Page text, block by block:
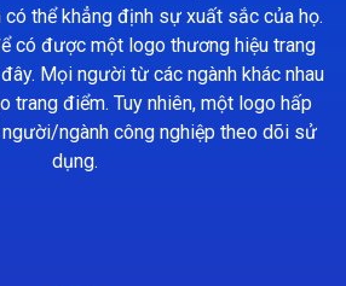
thể khẳng định sự xuất sắc của họ.
có được một logo thương hiệu trang
Mọi người từ các ngành khác nhau
trang điểm. Tuy nhiên, một logo hấp
ngành công nghiệp theo dõi sử
dụng.